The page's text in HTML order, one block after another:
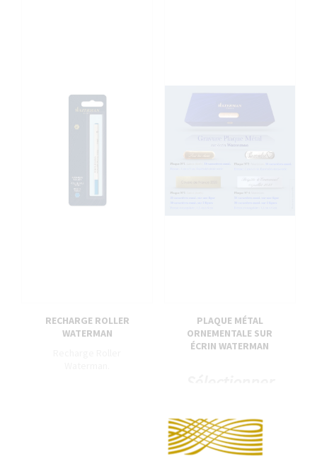
RECHARGE ROLLER
WATERMAN
PLAQUE MÉTAL
ORNEMENTALE SUR
ÉCRIN WATERMAN
plaque, la
typo et le
texte en